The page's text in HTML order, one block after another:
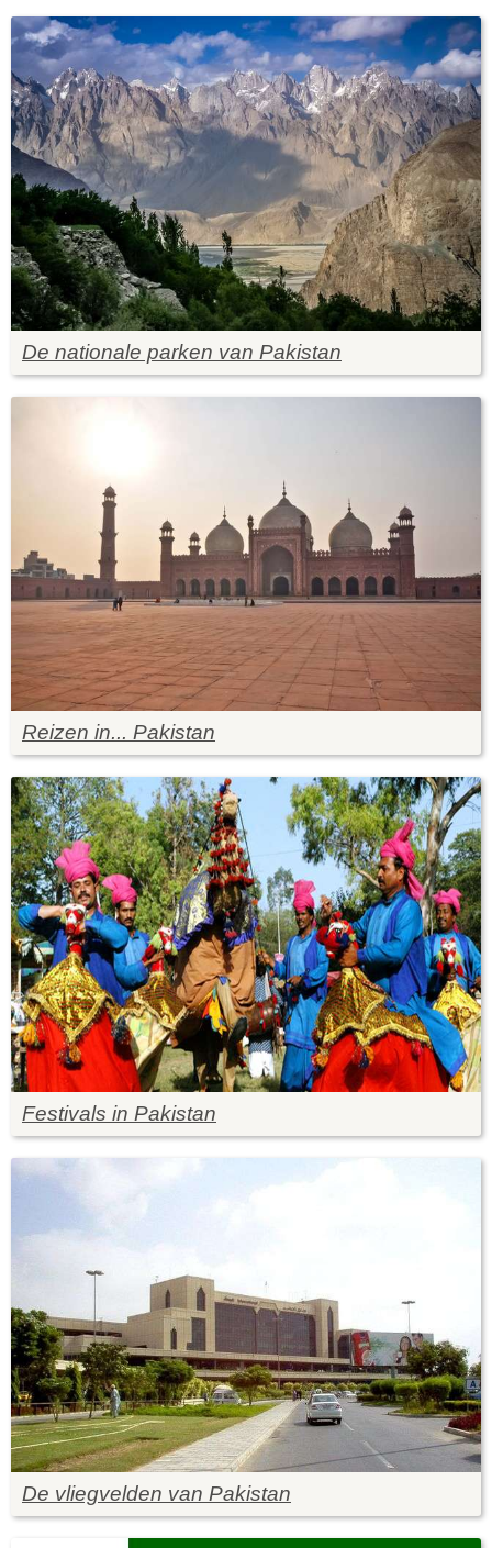
De nationale parken van Pakistan
Reizen in... Pakistan
Festivals in Pakistan
De vliegvelden van Pakistan